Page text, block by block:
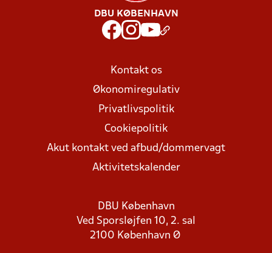
DBU KØBENHAVN
Kontakt os
Økonomiregulativ
Privatlivspolitik
Cookiepolitik
Akut kontakt ved afbud/dommervagt
Aktivitetskalender
DBU København
Ved Sporsløjfen 10, 2. sal
2100 København Ø